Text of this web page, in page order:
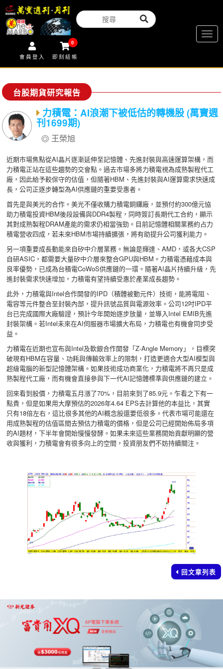
會員登入
0
即刻結帳
台股期貨研究報告
力積電：AI浪潮下被低估的轉機股 (萬寶週
刊1699期)
王榮旭
近期市場焦點從AI晶片逐漸延伸至記憶體、先進封裝與高速運算架構，而
力積電正站在這些趨勢的交會點。過去市場多將力積電視為成熟製程代工
廠，因此給予較保守的估值，但隨著HBM、先進封裝與AI運算需求快速成
長，公司正逐步轉型為AI供應鏈的重要受惠者。
首先是與美光的合作。美光不僅收購力積電銅鑼廠，並預付約300億元協
助力積電投資HBM後段設備與DDR4製程，同時簽訂長期代工合約，顯示
其對成熟製程DRAM產能的需求仍相當強勁。目前記憶體相關業務約占力
積電營收四成，若未來HBM市場持續擴張，將有助提升公司獲利能力。
另一項重要成長動能來自矽中介層業務。無論是輝達、AMD，或各大CSP
自研ASIC，都需要大量矽中介層來整合GPU與HBM。力積電憑藉成本與
良率優勢，已成為台積電CoWoS供應鏈的一環。隨著AI晶片持續升級，先
進封裝需求快速增加，力積電有望持續受惠於產業成長趨勢。
此外，力積電與Intel合作開發的IPD（積體被動元件）技術，能將電阻、
電容等元件整合至封裝內部，提升訊號品質與電源效率。公司12吋IPD平
台已完成國際大廠驗證，預計今年開始逐步放量，並導入Intel EMIB先進
封裝架構。若Intel未來在AI伺服器市場擴大布局，力積電也有機會同步受
益。
力積電在近期也宣布與Intel及軟銀合作開發「Z-Angle Memory」，目標突
破現有HBM在容量、功耗與傳輸效率上的限制，打造更適合大型AI模型與
超級電腦的新型記憶體架構。如果技術成功商業化，力積電將不再只是成
熟製程代工廠，而有機會直接參與下一代AI記憶體標準與供應鏈的建立。
回來看到股價，力積電五月漲了70%，目前來到了85.9元。乍看之下有一
點貴，但是如果用大摩預估的2026年4.64 EPS去計算他的本益比，其實
只有18倍左右，這比很多其他的AI概念股還要低很多。代表市場可能還在
用成熟製程的估值區間去預估力積電的價格，但是公司已經開始佈局多項
的AI題材，下半年會開始慢慢發酵。如果未來這些業務開始貢獻明顯的營
收與獲利，力積電會有很多向上的空間，投資朋友們不妨持續關注。
回文章列表